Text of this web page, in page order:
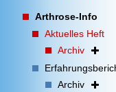
Arthrose-Info
Aktuelles Heft
Archiv
Archiv